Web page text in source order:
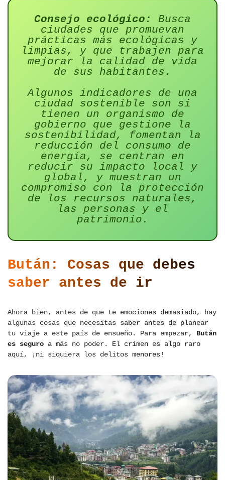
Consejo ecológico:
Busca
ciudades que promuevan
prácticas más ecológicas y
limpias, y que trabajen para
mejorar la calidad de vida
de sus habitantes.
Algunos indicadores de una
ciudad sostenible son si
tienen un organismo de
gobierno que gestione la
sostenibilidad, fomentan la
reducción del consumo de
energía, se centran en
reducir su impacto local y
global, y muestran un
compromiso con la protección
de los recursos naturales,
las personas y el
patrimonio.
Bután: Cosas que debes
saber antes de ir
Ahora bien, antes de que te emociones demasiado, hay
algunas cosas que necesitas saber antes de planear
tu viaje a este país de ensueño. Para empezar, Bután
es seguro a más no poder. El crimen es algo raro
aquí, ¡ni siquiera los delitos menores!